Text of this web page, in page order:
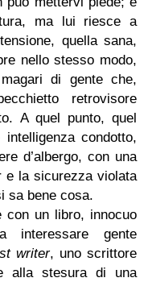
ma lui riesce a
quella sana,
nello stesso modo,
di gente che,
retrovisore
A quel punto, quel
condotto,
d’albergo, con una
e la sicurezza violata
sa bene cosa.
un libro, innocuo
interessare gente
writer, uno scrittore
alla stesura di una